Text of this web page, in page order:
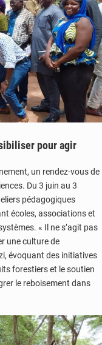
pour agir
un rendez-vous de
Du 3 juin au 3
pédagogiques
écoles, associations et
« Il ne s’agit pas
une culture de
évoquant des initiatives
forestiers et le soutien
le reboisement dans